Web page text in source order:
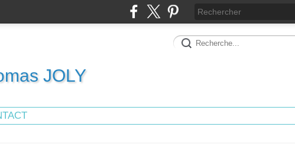
JOLY